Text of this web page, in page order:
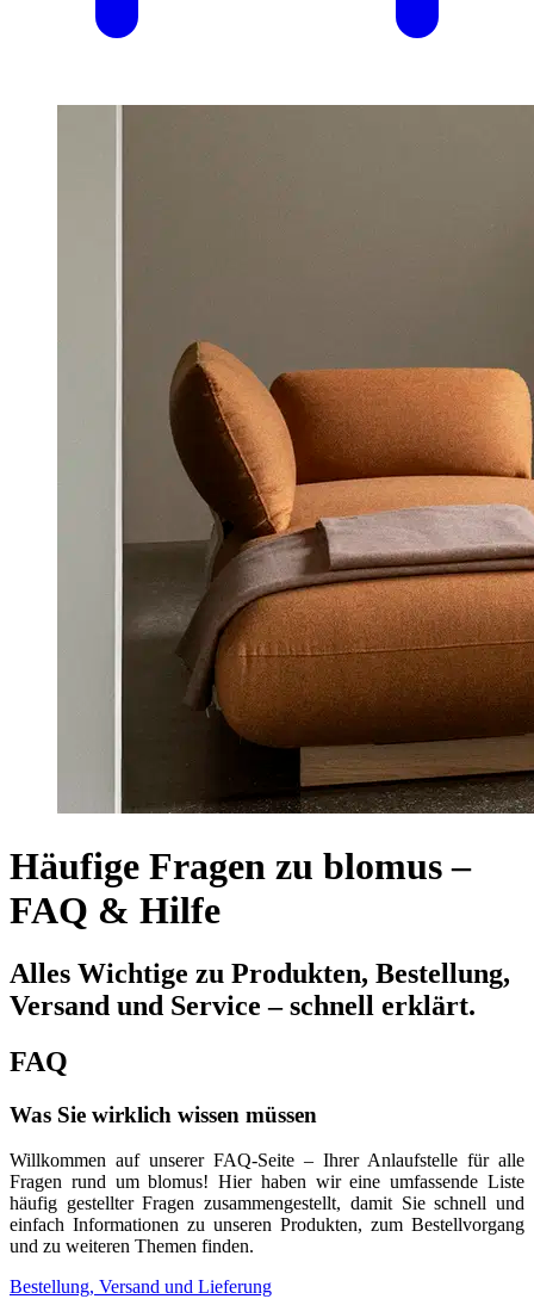
Häufige Fragen zu blomus –
FAQ & Hilfe
Alles Wichtige zu Produkten, Bestellung,
Versand und Service – schnell erklärt.
FAQ
Was Sie wirklich wissen müssen
Willkommen auf unserer FAQ-Seite – Ihrer Anlaufstelle für alle
Fragen rund um blomus! Hier haben wir eine umfassende Liste
häufig gestellter Fragen zusammengestellt, damit Sie schnell und
einfach Informationen zu unseren Produkten, zum Bestellvorgang
und zu weiteren Themen finden.
Bestellung, Versand und Lieferung